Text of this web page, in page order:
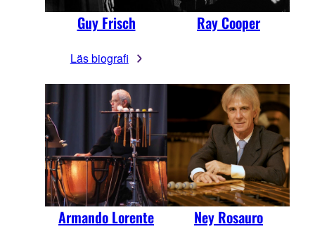
Guy Frisch
Läs biografi
Ray Cooper
Armando Lorente Ney Rosauro